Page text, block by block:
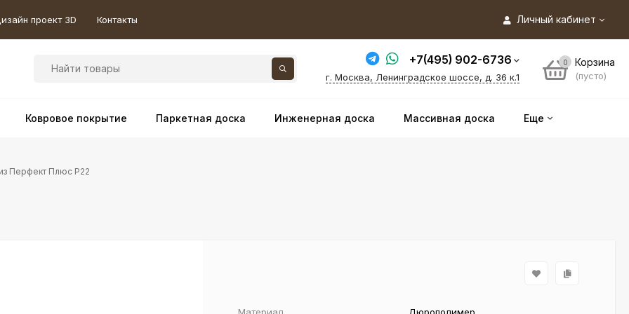
Личный кабинет
проект 3D Контакты
+7(495) 902-6736
г. Москва, Ленинградское шоссе, д. 36 к.1
0 Корзина
(пусто)
Ковровое покрытие Паркетная доска Инженерная доска Массивная доска Еще
Перфект Плюс P22